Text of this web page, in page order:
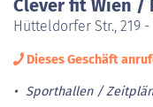
Clever fit Wien /
Hütteldorfer Str., 219
Dieses Geschäft
Sporthallen